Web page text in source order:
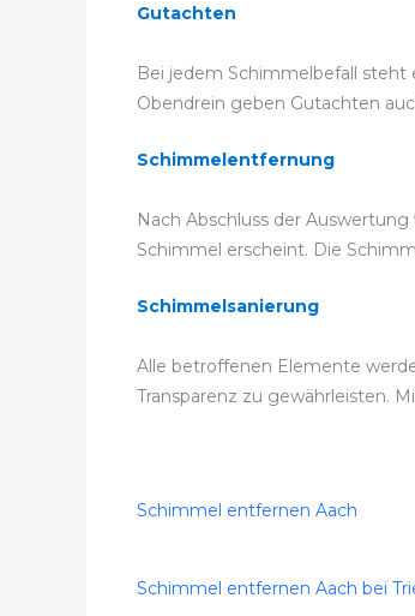
Gutachten
Bei jedem Schimmelbefall steht
Obendrein geben Gutachten
Schimmelentfernung
Nach Abschluss der
Schimmel erscheint. Die
Schimmelsanierung
Alle betroffenen Elemente
Transparenz zu gewährleisten.
Schimmel entfernen Aach
Schimmel entfernen Aach bei